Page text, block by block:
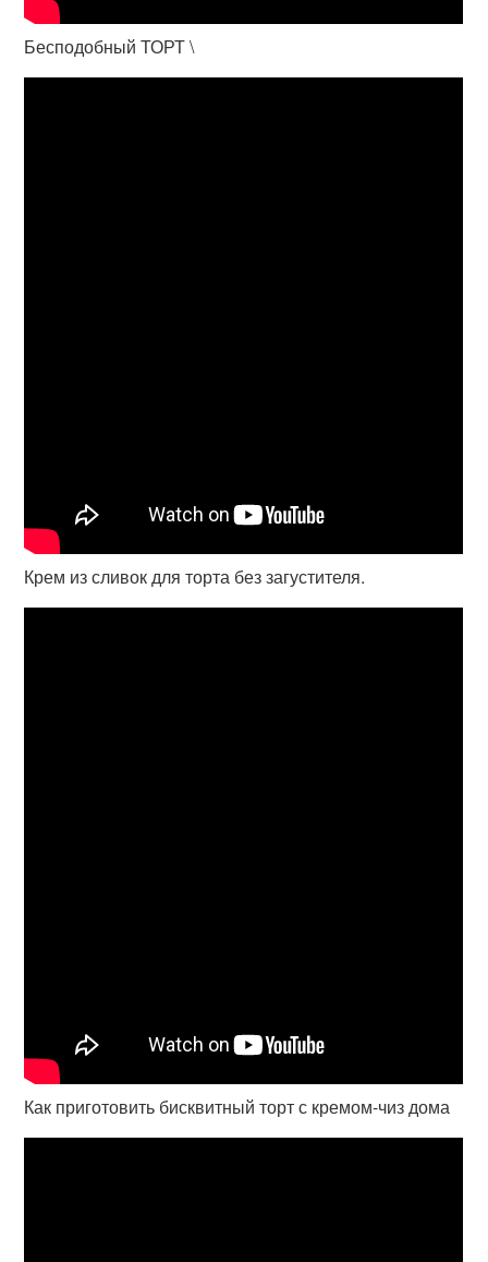
Бесподобный ТОРТ \
Крем из сливок для торта без загустителя.
Как приготовить бисквитный торт с кремом-чиз дома